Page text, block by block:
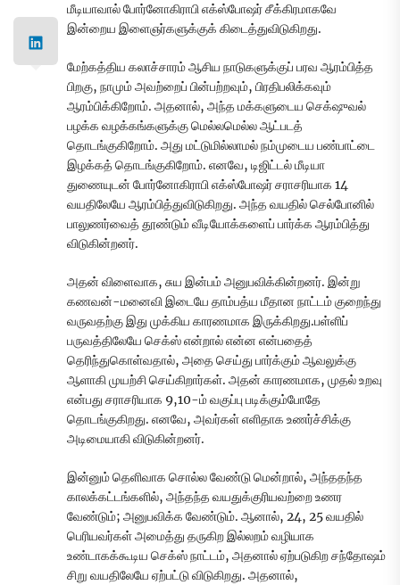
மீடியாவால் போர்னோகிராபி எக்ஸ்போஷர் சீக்கிரமாகவே
இன்றைய இளைஞர்களுக்குக் கிடைத்துவிடுகிறது.
மேற்கத்திய கலாச்சாரம் ஆசிய நாடுகளுக்குப் பரவ ஆரம்பித்த
பிறகு, நாமும் அவற்றைப் பின்பற்றவும், பிரதிபலிக்கவும்
ஆரம்பிக்கிறோம். அதனால், அந்த மக்களுடைய செக்‌ஷுவல்
பழக்க வழக்கங்களுக்கு மெல்லமெல்ல ஆட்படத்
தொடங்குகிறோம். அது மட்டுமில்லாமல் நம்முடைய பண்பாட்டை
இழக்கத் தொடங்குகிறோம். எனவே, டிஜிட்டல் மீடியா
துணையுடன் போர்னோகிராபி எக்ஸ்போஷர் சராசரியாக 14
வயதிலேயே ஆரம்பித்துவிடுகிறது. அந்த வயதில் செல்போனில்
பாலுணர்வைத் தூண்டும் வீடியோக்களைப் பார்க்க ஆரம்பித்து
விடுகின்றனர்.
அதன் விளைவாக, சுய இன்பம் அனுபவிக்கின்றனர். இன்று
கணவன்-மனைவி இடையே தாம்பத்ய மீதான நாட்டம் குறைந்து
வருவதற்கு இது முக்கிய காரணமாக இருக்கிறது.பள்ளிப்
பருவத்திலேயே செக்ஸ் என்றால் என்ன என்பதைத்
தெரிந்துகொள்வதால், அதை செய்து பார்க்கும் ஆவலுக்கு
ஆளாகி முயற்சி செய்கிறார்கள். அதன் காரணமாக, முதல் உறவு
என்பது சராசரியாக 9,10-ம் வகுப்பு படிக்கும்போதே
தொடங்குகிறது. எனவே, அவர்கள் எளிதாக உணர்ச்சிக்கு
அடிமையாகி விடுகின்றனர்.
இன்னும் தெளிவாக சொல்ல வேண்டு மென்றால், அந்ததந்த
காலக்கட்டங்களில், அந்தந்த வயதுக்குரியவற்றை உணர
வேண்டும்; அனுபவிக்க வேண்டும். ஆனால், 24, 25 வயதில்
பெரியவர்கள் அமைத்து தருகிற இல்லறம் வழியாக
உண்டாகக்கூடிய செக்ஸ் நாட்டம், அதனால் ஏற்படுகிற சந்தோஷம்
சிறு வயதிலேயே ஏற்பட்டு விடுகிறது. அதனால்,